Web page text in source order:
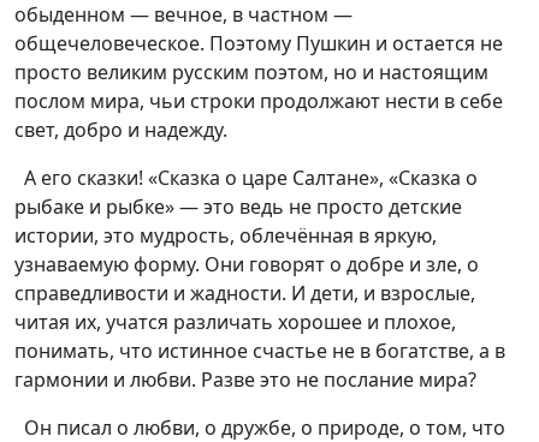
обыденном — вечное, в частном —
общечеловеческое. Поэтому Пушкин и остается не
просто великим русским поэтом, но и настоящим
послом мира, чьи строки продолжают нести в себе
свет, добро и надежду.
А его сказки! «Сказка о царе Салтане», «Сказка о
рыбаке и рыбке» — это ведь не просто детские
истории, это мудрость, облечённая в яркую,
узнаваемую форму. Они говорят о добре и зле, о
справедливости и жадности. И дети, и взрослые,
читая их, учатся различать хорошее и плохое,
понимать, что истинное счастье не в богатстве, а в
гармонии и любви. Разве это не послание мира?
Он писал о любви, о дружбе, о природе, о том, что